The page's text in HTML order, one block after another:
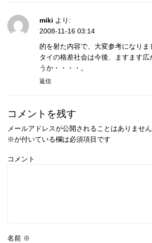
miki より:
2008-11-16 03:14
的を射た内容で、大変参考になりま
タイの格差社会は今後、ますます広
うか・・・・。
返信
コメントを残す
メールアドレスが公開されることはありません
※が付いている欄は必須項目です
コメント
名前 ※